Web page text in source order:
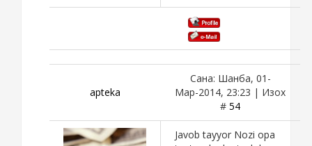
apteka
Сана: Шанба, 01-
Мар-2014, 23:23 | Изох
# 54
Javob tayyor Nozi opa